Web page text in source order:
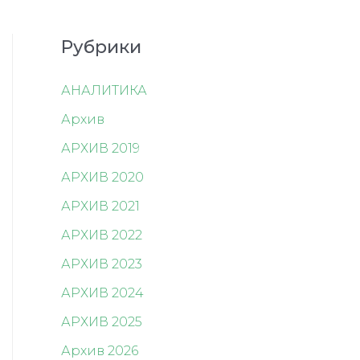
Рубрики
АНАЛИТИКА
Архив
АРХИВ 2019
АРХИВ 2020
АРХИВ 2021
АРХИВ 2022
АРХИВ 2023
АРХИВ 2024
АРХИВ 2025
Архив 2026